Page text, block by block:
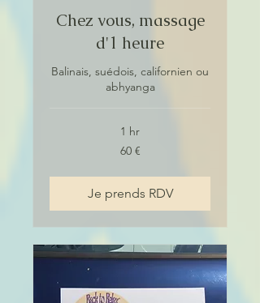
Chez vous, massage
d'1 heure
Balinais, suédois, californien ou
abhyanga
1 hr
60 €
Je prends RDV